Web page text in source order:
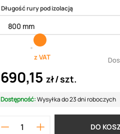
Długość rury pod izolacją
z VAT
690,15 zł szt.
Dostępność:Wysyłka do 23 dni roboczych
DO